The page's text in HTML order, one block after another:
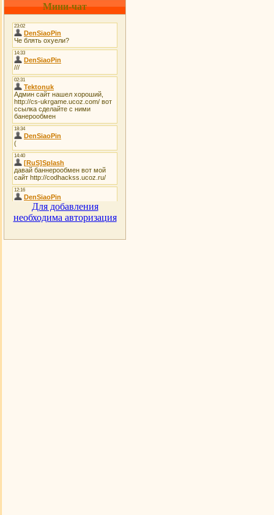
Мини-чат
Для добавления
необходима авторизация